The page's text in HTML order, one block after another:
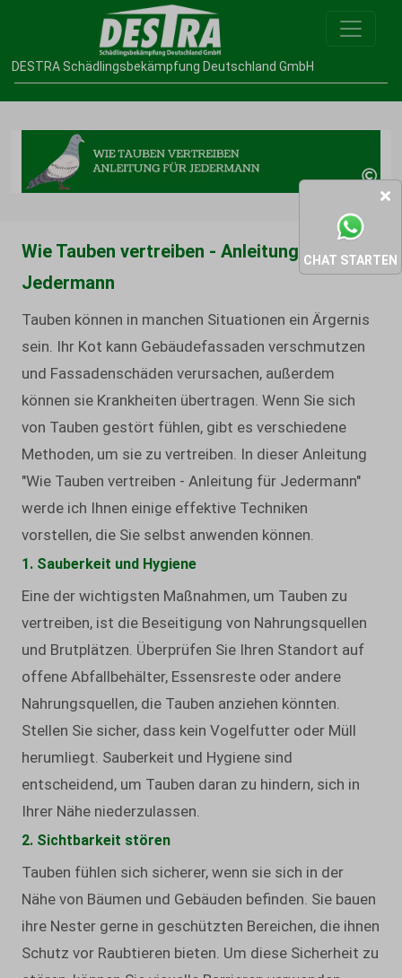
CHAT STARTEN
DESTRA Schädlingsbekämpfung Deutschland GmbH
Wie Tauben vertreiben - Anleitung für
Jedermann
Tauben können in manchen Situationen ein Ärgernis
sein. Ihr Kot kann Gebäudefassaden verschmutzen
und Fassadenschäden verursachen, außerdem
können sie Krankheiten übertragen. Wenn Sie sich
von Tauben gestört fühlen, gibt es verschiedene
Methoden, um sie zu vertreiben. In dieser Anleitung
"Wie Tauben vertreiben - Anleitung für Jedermann"
werde ich Ihnen einige effektive Techniken
vorstellen, die Sie selbst anwenden können.
1. Sauberkeit und Hygiene
Eine der wichtigsten Maßnahmen, um Tauben zu
vertreiben, ist die Beseitigung von Nahrungsquellen
und Brutplätzen. Überprüfen Sie Ihren Standort auf
offene Abfallbehälter, Essensreste oder andere
Nahrungsquellen, die Tauben anziehen könnten.
Stellen Sie sicher, dass kein Vogelfutter oder Müll
herumliegt. Sauberkeit und Hygiene sind
entscheidend, um Tauben daran zu hindern, sich in
Ihrer Nähe niederzulassen.
2. Sichtbarkeit stören
Tauben fühlen sich sicherer, wenn sie sich in der
Nähe von Bäumen und Gebäuden befinden. Sie bauen
ihre Nester gerne in geschützten Bereichen, die ihnen
Schutz vor Raubtieren bieten. Um diese Sicherheit zu